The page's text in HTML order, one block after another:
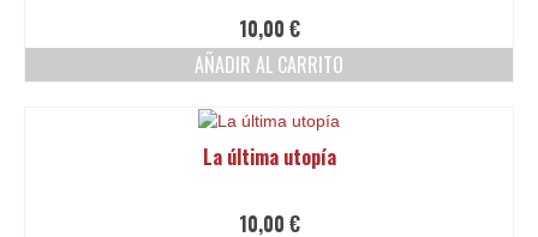
10,00 €
AÑADIR AL CARRITO
La última utopía
10,00 €